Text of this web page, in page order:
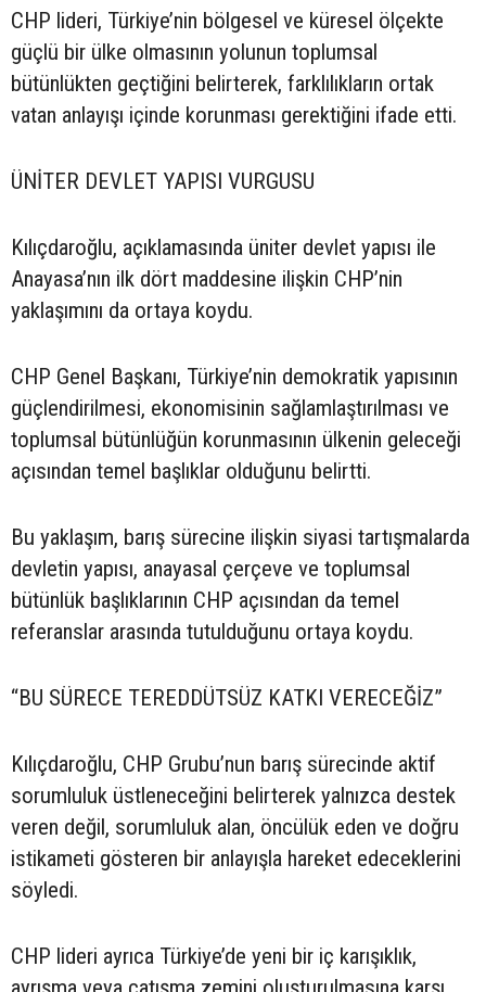
CHP lideri, Türkiye’nin bölgesel ve küresel ölçekte
güçlü bir ülke olmasının yolunun toplumsal
bütünlükten geçtiğini belirterek, farklılıkların ortak
vatan anlayışı içinde korunması gerektiğini ifade etti.
ÜNİTER DEVLET YAPISI VURGUSU
Kılıçdaroğlu, açıklamasında üniter devlet yapısı ile
Anayasa’nın ilk dört maddesine ilişkin CHP’nin
yaklaşımını da ortaya koydu.
CHP Genel Başkanı, Türkiye’nin demokratik yapısının
güçlendirilmesi, ekonomisinin sağlamlaştırılması ve
toplumsal bütünlüğün korunmasının ülkenin geleceği
açısından temel başlıklar olduğunu belirtti.
Bu yaklaşım, barış sürecine ilişkin siyasi tartışmalarda
devletin yapısı, anayasal çerçeve ve toplumsal
bütünlük başlıklarının CHP açısından da temel
referanslar arasında tutulduğunu ortaya koydu.
“BU SÜRECE TEREDDÜTSÜZ KATKI VERECEĞİZ”
Kılıçdaroğlu, CHP Grubu’nun barış sürecinde aktif
sorumluluk üstleneceğini belirterek yalnızca destek
veren değil, sorumluluk alan, öncülük eden ve doğru
istikameti gösteren bir anlayışla hareket edeceklerini
söyledi.
CHP lideri ayrıca Türkiye’de yeni bir iç karışıklık,